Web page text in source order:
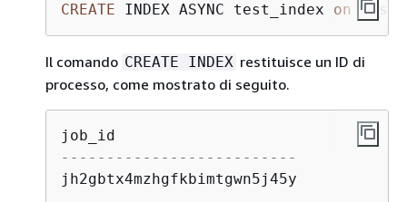
CREATE INDEX ASYNC test_index on
Il comando CREATE INDEX restituisce un ID di
processo, come mostrato di seguito.
--------------------------
jh2gbtx4mzhgfkbimtgwn5j45y